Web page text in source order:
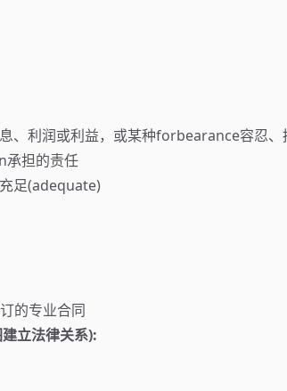
、利润或利益，或某种forbearance容忍
担的责任
足(adequate)
的专业合同
立法律关系):